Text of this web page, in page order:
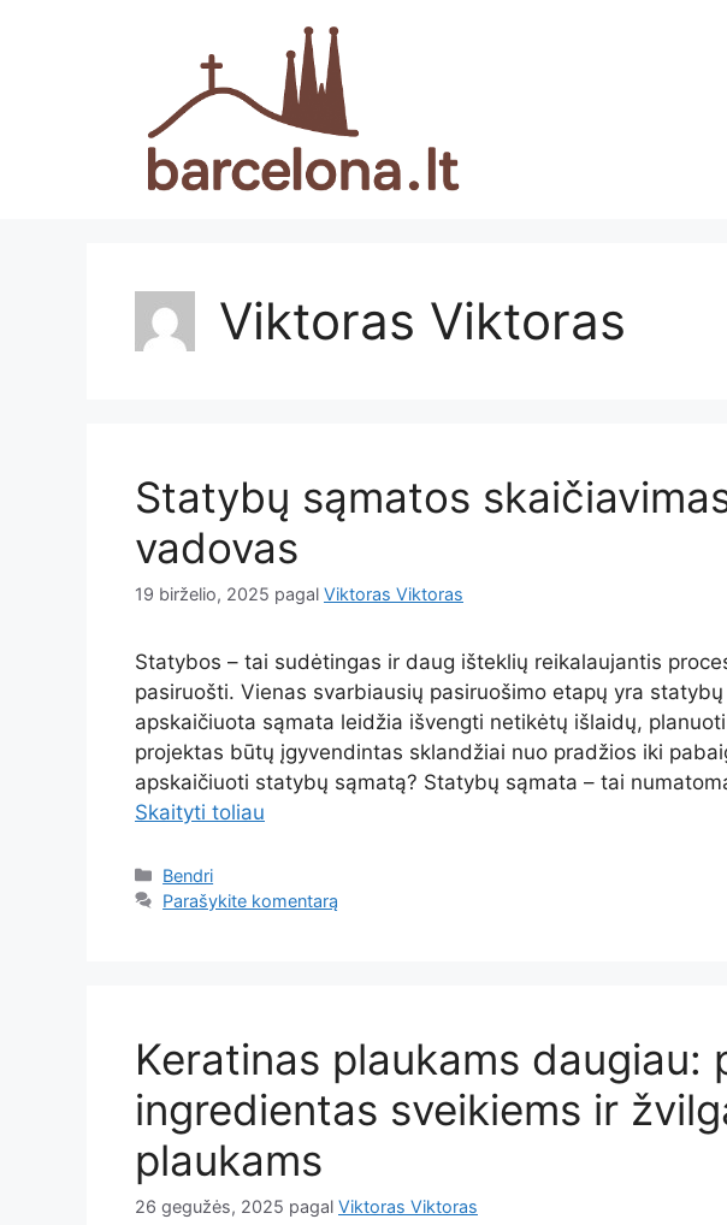
Viktoras Viktoras
Statybų sąmatos
vadovas
19 birželio, 2025 pagal Viktoras Viktoras
Statybos – tai sudėtingas ir daug išteklių reikalaujantis
pasiruošti. Vienas svarbiausių pasiruošimo etapų yra
apskaičiuota sąmata leidžia išvengti netikėtų išlaidų,
projektas būtų įgyvendintas sklandžiai nuo pradžios iki
apskaičiuoti statybų sąmatą? Statybų sąmata – tai
Skaityti toliau
Kategorijos
Bendri
Parašykite komentarą
Keratinas plaukams daugiau:
ingredientas sveikiems ir
plaukams
26 gegužės, 2025 pagal Viktoras Viktoras